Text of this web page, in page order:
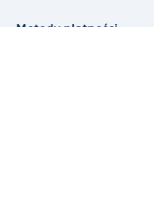
Metody płatności